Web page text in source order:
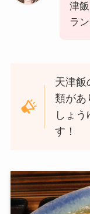
津
ラ
天津飯
類があ
しょ
す！